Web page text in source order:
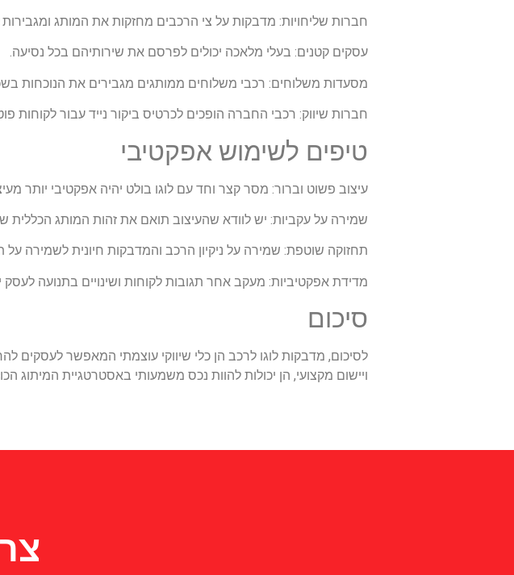
חברות שליחויות: מדבקות על צי הרכבים מחזקות את המותג ומגבירות
עסקים קטנים: בעלי מלאכה יכולים לפרסם את שירותיהם בכל נסיעה.
מסעדות משלוחים: רכבי משלוחים ממותגים מגבירים את הנוכחות
חברות שיווק: רכבי החברה הופכים לכרטיס ביקור נייד עבור לקוחות
טיפים לשימוש אפקטיבי
עיצוב פשוט וברור: מסר קצר וחד עם לוגו בולט יהיה אפקטיבי יותר
שמירה על עקביות: יש לוודא שהעיצוב תואם את זהות המותג הכללית
תחזוקה שוטפת: שמירה על ניקיון הרכב והמדבקות חיונית לשמירה על
מדידת אפקטיביות: מעקב אחר תגובות לקוחות ושינויים בתנועה לעסק
סיכום
לסיכום, מדבקות לוגו לרכב הן כלי שיווקי עוצמתי המאפשר לעסקים
ויישום מקצועי, הן יכולות להוות נכס משמעותי באסטרטגיית המיתוג